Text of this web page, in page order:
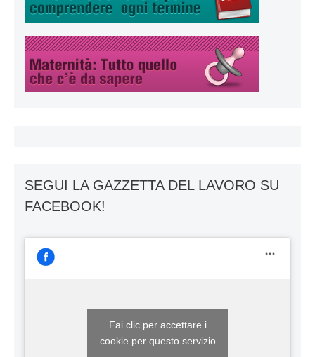
SEGUI LA GAZZETTA DEL LAVORO SU
FACEBOOK!
Fai clic per accettare i
cookie per questo servizio